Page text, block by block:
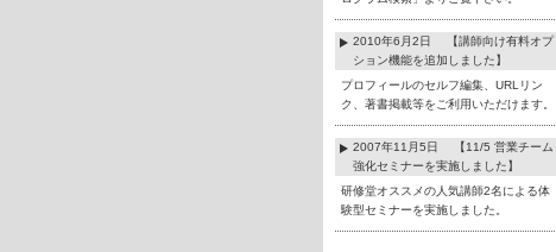
2010年6月2日 【講師向け有料オプ
ション機能を追加しました】
プロフィールのセルフ編集、URLリン
ク、著書掲載等をご利用いただけます。
2007年11月5日 【11/5 営業チーム
強化セミナーを実施しました】
研修堂オススメの人気講師2名による体
験型セミナーを実施しました。